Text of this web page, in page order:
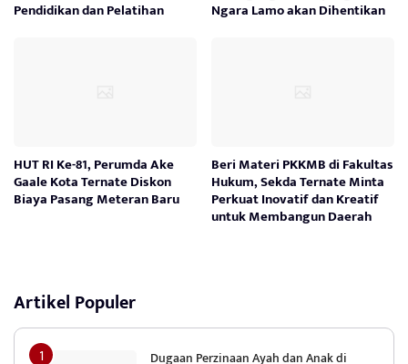
Pendidikan dan Pelatihan Ngara Lamo akan Dihentikan
HUT RI Ke-81, Perumda Ake
Gaale Kota Ternate Diskon
Biaya Pasang Meteran Baru
Beri Materi PKKMB di Fakultas
Hukum, Sekda Ternate Minta
Perkuat Inovatif dan Kreatif
untuk Membangun Daerah
Artikel Populer
Dugaan Perzinaan Ayah dan Anak di